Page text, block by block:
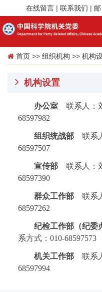
在线留言 | 联系我们 |
首页 >> 组织机构 >> 机构
机构设置
办公室联系人：
68597982
组织统战部联系人
68597507
宣传部联系人：
68597390
群众工作部联系人
68597262
纪检工作部（纪委
系方式：010-68597573
机关工作部联系人
68597994